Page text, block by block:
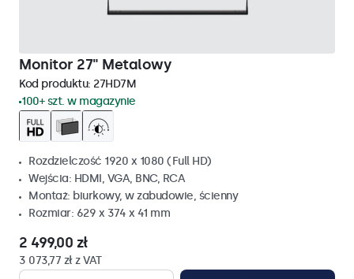
Monitor 27" Metalowy
Kod produktu: 27HD7M
100+ szt. w magazynie
Rozdzielczość 1920 x 1080 (Full HD)
Wejścia: HDMI, VGA, BNC, RCA
Montaż: biurkowy, w zabudowie, ścienny
Rozmiar: 629 x 374 x 41 mm
2 499,00 zł
3 073,77 zł z VAT